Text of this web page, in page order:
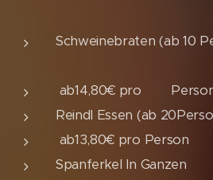
Schweinebraten (ab
ab14,80€ pro
Reindl Essen (ab
ab13,80€ pro Person
Spanferkel In